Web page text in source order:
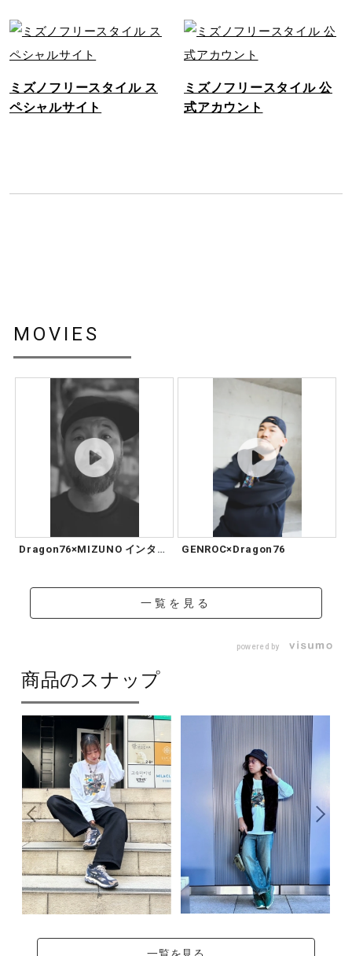
ミズノフリースタイル ス
ペシャルサイト
ミズノフリースタイル 公
式アカウント
MOVIES
Dragon76×MIZUNO インタ
GENROC×Dragon76
一覧を見る
powered by
商品のスナップ